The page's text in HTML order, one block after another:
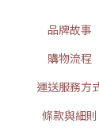
品牌故事
購物流程
運送服務方
條款與細則